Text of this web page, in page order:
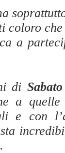
coloro
a
di
a
e con